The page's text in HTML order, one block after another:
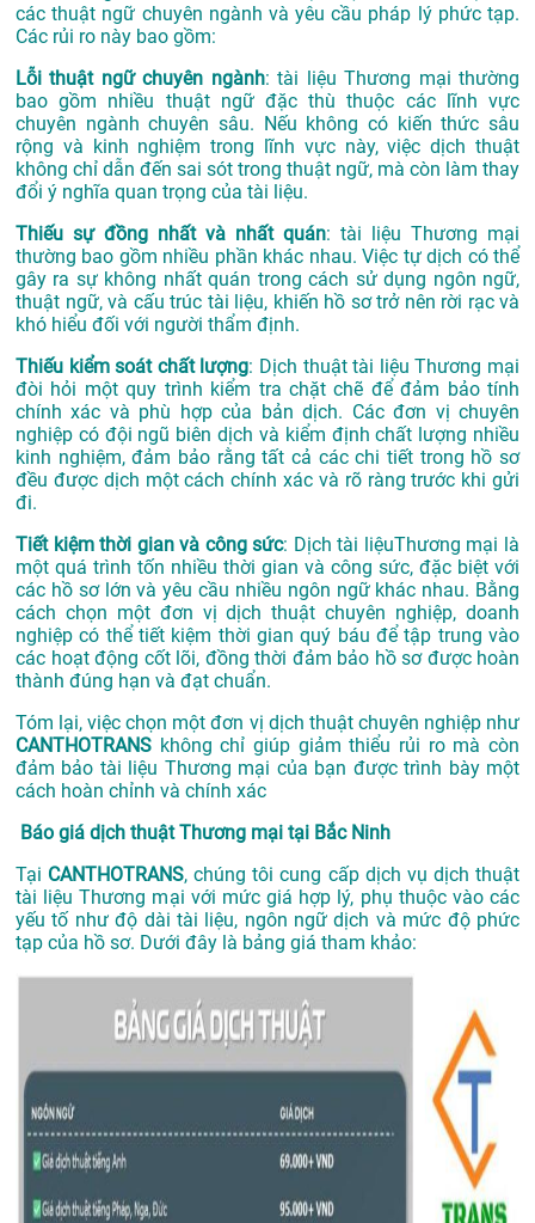
các thuật ngữ chuyên ngành và yêu cầu pháp lý phức tạp.
Các rủi ro này bao gồm:
Lỗi thuật ngữ chuyên ngành: tài liệu Thương mại thường
bao gồm nhiều thuật ngữ đặc thù thuộc các lĩnh vực
chuyên ngành chuyên sâu. Nếu không có kiến thức sâu
rộng và kinh nghiệm trong lĩnh vực này, việc dịch thuật
không chỉ dẫn đến sai sót trong thuật ngữ, mà còn làm thay
đổi ý nghĩa quan trọng của tài liệu.
Thiếu sự đồng nhất và nhất quán: tài liệu Thương mại
thường bao gồm nhiều phần khác nhau. Việc tự dịch có thể
gây ra sự không nhất quán trong cách sử dụng ngôn ngữ,
thuật ngữ, và cấu trúc tài liệu, khiến hồ sơ trở nên rời rạc và
khó hiểu đối với người thẩm định.
Thiếu kiểm soát chất lượng: Dịch thuật tài liệu Thương mại
đòi hỏi một quy trình kiểm tra chặt chẽ để đảm bảo tính
chính xác và phù hợp của bản dịch. Các đơn vị chuyên
nghiệp có đội ngũ biên dịch và kiểm định chất lượng nhiều
kinh nghiệm, đảm bảo rằng tất cả các chi tiết trong hồ sơ
đều được dịch một cách chính xác và rõ ràng trước khi gửi
đi.
Tiết kiệm thời gian và công sức: Dịch tài liệuThương mại là
một quá trình tốn nhiều thời gian và công sức, đặc biệt với
các hồ sơ lớn và yêu cầu nhiều ngôn ngữ khác nhau. Bằng
cách chọn một đơn vị dịch thuật chuyên nghiệp, doanh
nghiệp có thể tiết kiệm thời gian quý báu để tập trung vào
các hoạt động cốt lõi, đồng thời đảm bảo hồ sơ được hoàn
thành đúng hạn và đạt chuẩn.
Tóm lại, việc chọn một đơn vị dịch thuật chuyên nghiệp như
CANTHOTRANS không chỉ giúp giảm thiểu rủi ro mà còn
đảm bảo tài liệu Thương mại của bạn được trình bày một
cách hoàn chỉnh và chính xác
Báo giá dịch thuật Thương mại tại Bắc Ninh
Tại CANTHOTRANS, chúng tôi cung cấp dịch vụ dịch thuật
tài liệu Thương mại với mức giá hợp lý, phụ thuộc vào các
yếu tố như độ dài tài liệu, ngôn ngữ dịch và mức độ phức
tạp của hồ sơ. Dưới đây là bảng giá tham khảo: